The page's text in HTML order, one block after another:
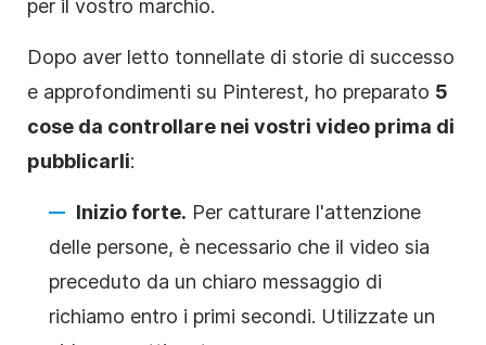
per il vostro marchio.
Dopo aver letto tonnellate di storie di successo
e approfondimenti su Pinterest, ho preparato 5
cose da controllare nei vostri video prima di
pubblicarli:
Inizio forte. Per catturare l'attenzione
delle persone, è necessario che il video sia
preceduto da un chiaro messaggio di
richiamo entro i primi secondi. Utilizzate un